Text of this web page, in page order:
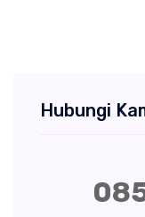
Hubungi